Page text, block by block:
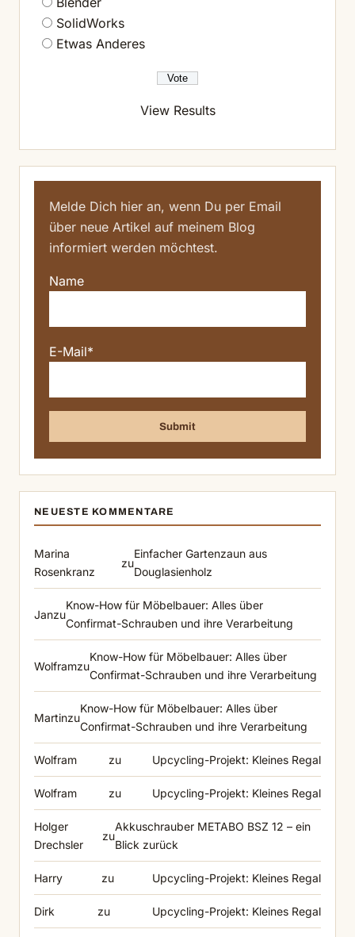
SolidWorks
Etwas Anderes
View Results
Melde Dich hier an, wenn Du per Email
über neue Artikel auf meinem Blog
informiert werden möchtest.
Name
E-Mail*
NEUESTE KOMMENTARE
Marina
Rosenkranz
zu
Einfacher Gartenzaun aus
Douglasienholz
Janzu
Know-How für Möbelbauer: Alles über
Confirmat-Schrauben und ihre Verarbeitung
Wolframzu
Know-How für Möbelbauer: Alles über
Confirmat-Schrauben und ihre Verarbeitung
Martinzu
Know-How für Möbelbauer: Alles über
Confirmat-Schrauben und ihre Verarbeitung
Wolfram zu Upcycling-Projekt: Kleines Regal
Wolfram zu Upcycling-Projekt: Kleines Regal
Holger
Drechsler
zu
Akkuschrauber METABO BSZ 12 – ein
Blick zurück
Harry zu Upcycling-Projekt: Kleines Regal
Dirk zu Upcycling-Projekt: Kleines Regal